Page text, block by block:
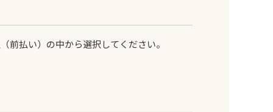
前払い）の中から選択してください。